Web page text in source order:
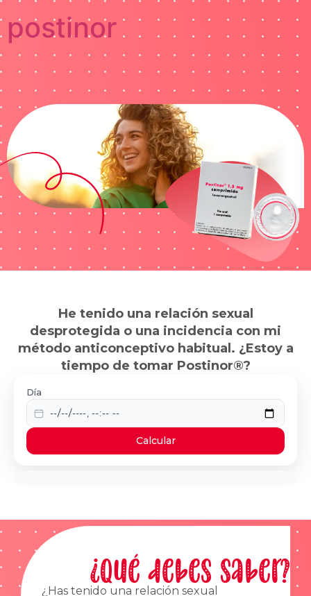
postinor
He tenido una relación sexual
desprotegida o una incidencia con mi
método anticonceptivo habitual. ¿Estoy a
tiempo de tomar Postinor®?
Día
Calcular
¿Qué debes saber?
¿Has tenido una relación sexual